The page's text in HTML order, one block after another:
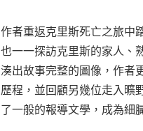
作者重返克里斯死亡之旅中
也一一探訪克里斯的家人、
湊出故事完整的圖像，作者
歷程，並回顧另幾位走入曠
了一般的報導文學，成為細